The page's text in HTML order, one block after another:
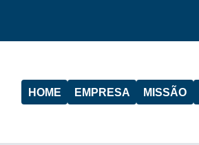
HOME EMPRESA MISSÃO